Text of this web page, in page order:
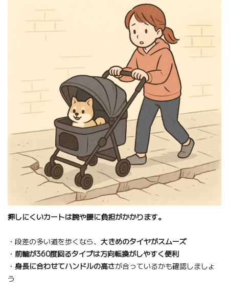
押しにくいカートは腕や腰に負担がかかります。
・段差の多い道を歩くなら、 大きめのタイヤがスムーズ
・ 前輪が360度回るタイプは方向転換がしやすく便利
・ 身長に合わせてハンドルの高さが合っているかも確認しましょ
う